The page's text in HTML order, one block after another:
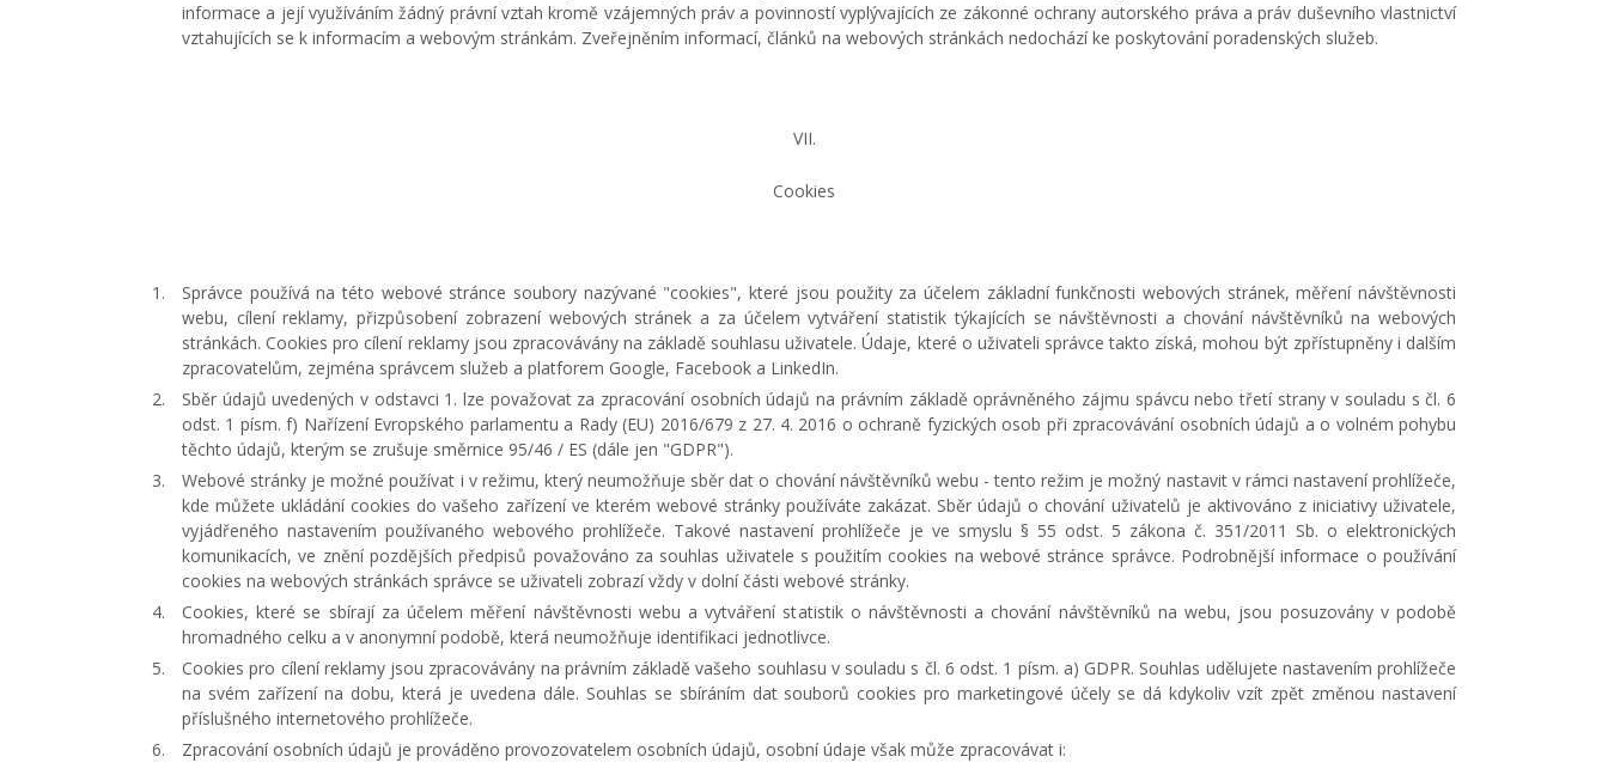
informace a její využíváním žádný právní vztah kromě vzájemných práv a povinností vyplývajících ze zákonné ochrany autorského práva a práv duševního vlastnictví
vztahujících se k informacím a webovým stránkám. Zveřejněním informací, článků na webových stránkách nedochází ke poskytování poradenských služeb.
VII.
Cookies
Správce používá na této webové stránce soubory nazývané "cookies", které jsou použity za účelem základní funkčnosti webových stránek, měření návštěvnosti
webu, cílení reklamy, přizpůsobení zobrazení webových stránek a za účelem vytváření statistik týkajících se návštěvnosti a chování návštěvníků na webových
stránkách. Cookies pro cílení reklamy jsou zpracovávány na základě souhlasu uživatele. Údaje, které o uživateli správce takto získá, mohou být zpřístupněny i dalším
zpracovatelům, zejména správcem služeb a platforem Google, Facebook a LinkedIn.
Sběr údajů uvedených v odstavci 1. lze považovat za zpracování osobních údajů na právním základě oprávněného zájmu spávcu nebo třetí strany v souladu s čl. 6
odst. 1 písm. f) Nařízení Evropského parlamentu a Rady (EU) 2016/679 z 27. 4. 2016 o ochraně fyzických osob při zpracovávání osobních údajů a o volném pohybu
těchto údajů, kterým se zrušuje směrnice 95/46 / ES (dále jen "GDPR").
Webové stránky je možné používat i v režimu, který neumožňuje sběr dat o chování návštěvníků webu - tento režim je možný nastavit v rámci nastavení prohlížeče,
kde můžete ukládání cookies do vašeho zařízení ve kterém webové stránky používáte zakázat. Sběr údajů o chování uživatelů je aktivováno z iniciativy uživatele,
vyjádřeného nastavením používaného webového prohlížeče. Takové nastavení prohlížeče je ve smyslu § 55 odst. 5 zákona č. 351/2011 Sb. o elektronických
komunikacích, ve znění pozdějších předpisů považováno za souhlas uživatele s použitím cookies na webové stránce správce. Podrobnější informace o používání
cookies na webových stránkách správce se uživateli zobrazí vždy v dolní části webové stránky.
Cookies, které se sbírají za účelem měření návštěvnosti webu a vytváření statistik o návštěvnosti a chování návštěvníků na webu, jsou posuzovány v podobě
hromadného celku a v anonymní podobě, která neumožňuje identifikaci jednotlivce.
Cookies pro cílení reklamy jsou zpracovávány na právním základě vašeho souhlasu v souladu s čl. 6 odst. 1 písm. a) GDPR. Souhlas udělujete nastavením prohlížeče
na svém zařízení na dobu, která je uvedena dále. Souhlas se sbíráním dat souborů cookies pro marketingové účely se dá kdykoliv vzít zpět změnou nastavení
příslušného internetového prohlížeče.
Zpracování osobních údajů je prováděno provozovatelem osobních údajů, osobní údaje však může zpracovávat i: